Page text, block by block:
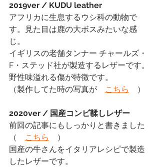
2019ver / KUDU leather
アフリカに生息するウシ科の動物で
す。見た目は鹿の大ボスみたいな感
じ。
イギリスの老舗タンナー チャールズ・
F・ステッド社が製造するレザーです。
野性味溢れる傷が特徴です。
（製作してた時の写真が
こちら ）
2020ver / 国産コンビ鞣しレザー
前回の記事にもしっかりと書きました
（
こちら
）
国産の牛さんをイタリアレシピで製造
したレザーです。